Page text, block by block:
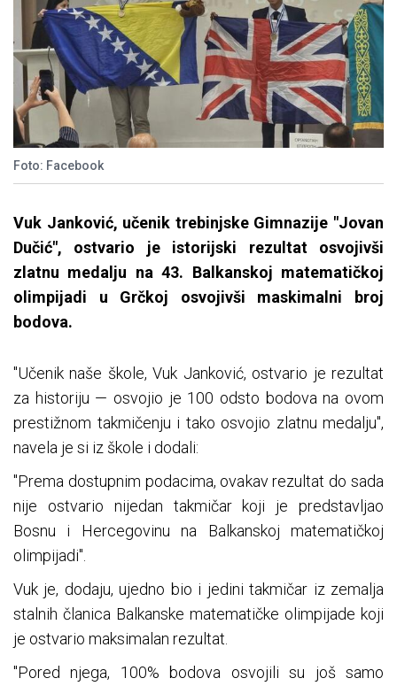
Foto: Facebook
Vuk Janković, učenik trebinjske Gimnazije "Jovan
Dučić", ostvario je istorijski rezultat osvojivši
zlatnu medalju na 43. Balkanskoj matematičkoj
olimpijadi u Grčkoj osvojivši maskimalni broj
bodova.
"Učenik naše škole, Vuk Janković, ostvario je rezultat
za historiju — osvojio je 100 odsto bodova na ovom
prestižnom takmičenju i tako osvojio zlatnu medalju",
navela je si iz škole i dodali:
"Prema dostupnim podacima, ovakav rezultat do sada
nije ostvario nijedan takmičar koji je predstavljao
Bosnu i Hercegovinu na Balkanskoj matematičkoj
olimpijadi".
Vuk je, dodaju, ujedno bio i jedini takmičar iz zemalja
stalnih članica Balkanske matematičke olimpijade koji
je ostvario maksimalan rezultat.
"Pored njega, 100% bodova osvojili su još samo